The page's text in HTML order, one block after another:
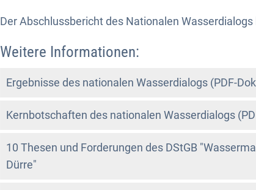
Der Abschlussbericht des Nationalen Wasserdialogs
Weitere Informationen:
Ergebnisse des nationalen Wasserdialogs (PDF-
Kernbotschaften des nationalen Wasserdialogs
10 Thesen und Forderungen des DStGB
Dürre"